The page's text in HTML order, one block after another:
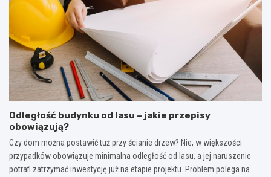
Odległość budynku od lasu – jakie przepisy
obowiązują?
Czy dom można postawić tuż przy ścianie drzew? Nie, w większości
przypadków obowiązuje minimalna odległość od lasu, a jej naruszenie
potrafi zatrzymać inwestycję już na etapie projektu. Problem polega na